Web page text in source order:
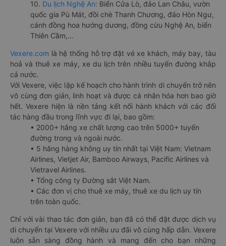
10. Du lịch Nghệ An: Biển Cửa Lò, đảo Lan Châu, vườn
quốc gia Pù Mát, đồi chè Thanh Chương, đảo Hòn Ngư,
cánh đồng hoa hướng dương, đồng cừu Nghệ An, biển
Thiên Cầm,...
Vexere.com là hệ thống hỗ trợ đặt vé xe khách, máy bay, tàu
hoả và thuê xe máy, xe du lịch trên nhiều tuyến đường khắp
cả nước.
Với Vexere, việc lập kế hoạch cho hành trình di chuyển trở nên
vô cùng đơn giản, linh hoạt và được cá nhân hóa hơn bao giờ
hết. Vexere hiện là nền tảng kết nối hành khách với các đối
tác hàng đầu trong lĩnh vực đi lại, bao gồm:
• 2000+ hãng xe chất lượng cao trên 5000+ tuyến
đường trong và ngoài nước.
• 5 hãng hàng không uy tín nhất tại Việt Nam: Vietnam
Airlines, Vietjet Air, Bamboo Airways, Pacific Airlines và
Vietravel Airlines.
• Tổng công ty Đường sắt Việt Nam.
• Các đơn vị cho thuê xe máy, thuê xe du lịch uy tín
trên toàn quốc.
Chỉ với vài thao tác đơn giản, bạn đã có thể đặt được dịch vụ
di chuyển tại Vexere với nhiều ưu đãi vô cùng hấp dẫn. Vexere
luôn sẵn sàng đồng hành và mang đến cho bạn những